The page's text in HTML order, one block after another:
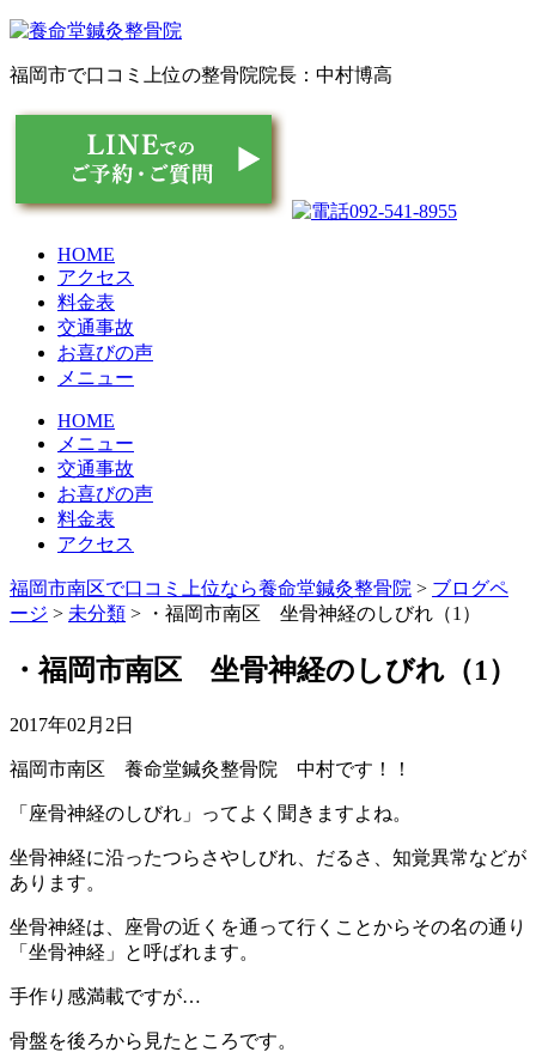
福岡市で口コミ上位の整骨院院長：中村博高
HOME
アクセス
料金表
交通事故
お喜びの声
メニュー
HOME
メニュー
交通事故
お喜びの声
料金表
アクセス
福岡市南区で口コミ上位なら養命堂鍼灸整骨院 > ブログペ
ージ > 未分類 > ・福岡市南区 坐骨神経のしびれ（1）
・福岡市南区 坐骨神経のしびれ（1）
2017年02月2日
福岡市南区 養命堂鍼灸整骨院 中村です！！
「座骨神経のしびれ」ってよく聞きますよね。
坐骨神経に沿ったつらさやしびれ、だるさ、知覚異常などが
あります。
坐骨神経は、座骨の近くを通って行くことからその名の通り
「坐骨神経」と呼ばれます。
手作り感満載ですが…
骨盤を後ろから見たところです。